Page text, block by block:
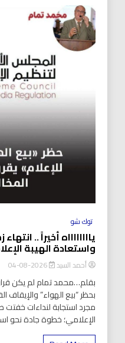
توك شو
يااااااااه أخيراً ..
واستعادة الهيبة
أحمد السيد 2026-08-04
بقلم…محمد تمام لم يكن
بحظر “بيع الهواء” والإيقاف
مجرد استجابة لنداءات خفتت
الإعلامي؛ خطوة جادة نحو